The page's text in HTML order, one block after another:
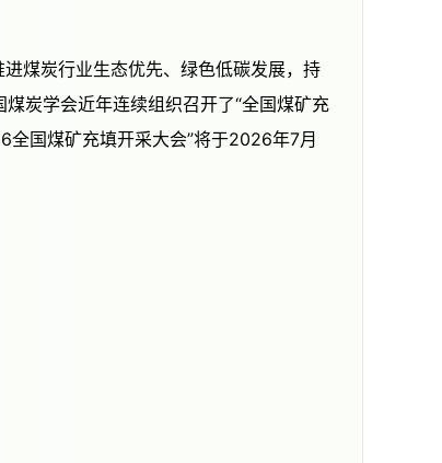
炭学会近年连续组织召开了“全国煤矿充
国煤矿充填开采大会”将于2026年7月